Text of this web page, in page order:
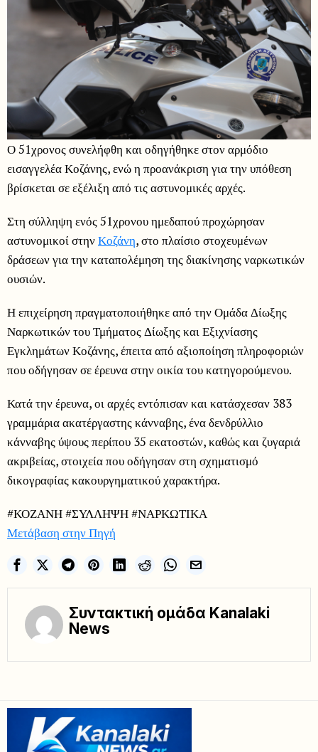
Ο 51χρονος συνελήφθη και οδηγήθηκε στον αρμόδιο
εισαγγελέα Κοζάνης, ενώ η προανάκριση για την υπόθεση
βρίσκεται σε εξέλιξη από τις αστυνομικές αρχές.
Στη σύλληψη ενός 51χρονου ημεδαπού προχώρησαν
αστυνομικοί στηνΚοζάνη, στο πλαίσιο στοχευμένων
δράσεων για την καταπολέμηση της διακίνησης ναρκωτικών
ουσιών.
Η επιχείρηση πραγματοποιήθηκε από την Ομάδα Δίωξης
Ναρκωτικών του Τμήματος Δίωξης και Εξιχνίασης
Εγκλημάτων Κοζάνης, έπειτα από αξιοποίηση πληροφοριών
που οδήγησαν σε έρευνα στην οικία του κατηγορούμενου.
Κατά την έρευνα, οι αρχές εντόπισαν και κατάσχεσαν 383
γραμμάρια ακατέργαστης κάνναβης, ένα δενδρύλλιο
κάνναβης ύψους περίπου 35 εκατοστών, καθώς και ζυγαριά
ακριβείας, στοιχεία που οδήγησαν στη σχηματισμό
δικογραφίας κακουργηματικού χαρακτήρα.
#ΚΟΖΑΝΗ #ΣΥΛΛΗΨΗ #ΝΑΡΚΩΤΙΚΑ
Μετάβαση στην Πηγή
Συντακτική ομάδα Kanalaki
News